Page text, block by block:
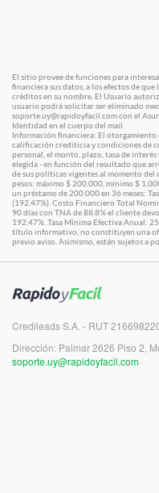
El sitio provee de funciones para
financiera sus datos, a los efectos de
créditos en su nombre. El Usuario
usuario podrá solicitar ser eliminado
soporte.uy@rapidoyfacil.com con el
Identidad en el cuerpo del mail.
Información financiera: El otorgamiento
calificación crediticia y condiciones de
personal, el monto, plazo, tasa de
elegida - en función del resultado que
de sus políticas vigentes al momento
pesos: máximo $ 200.000, mínimo $
un préstamo de 200.000 en 36 meses:
(192.47%). Costo Financiero Total
90 días con TNA de 88.8% el cliente
192.47%. Tasa Mínima Efectiva Anual:
título informativo, no constituyen una
previo aviso. Asimismo, están sujetos a
Credileads S.A. - RUT
Dirección: Palmar 2626 Piso 2,
soporte.uy@rapidoyfacil.com
Te llaman de las